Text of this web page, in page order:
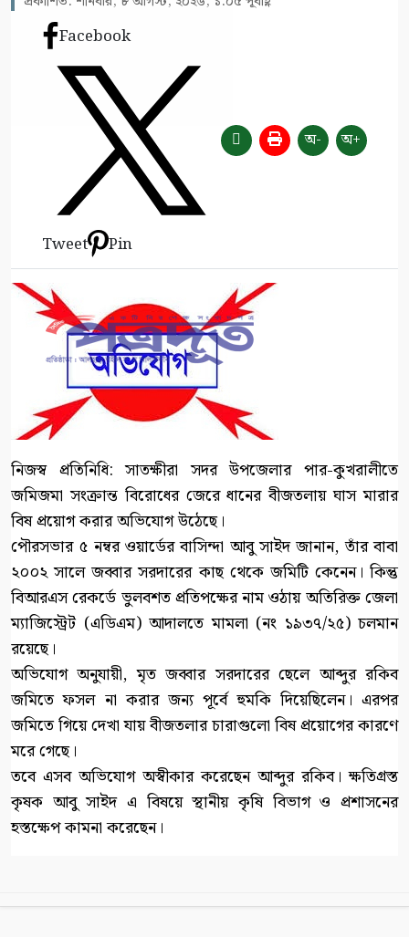
Facebook
Tweet Pin
অ- অ+
নিজস্ব প্রতিনিধি: সাতক্ষীরা সদর উপজেলার পার-কুখরালীতে
জমিজমা সংক্রান্ত বিরোধের জেরে ধানের বীজতলায় ঘাস মারার
বিষ প্রয়োগ করার অভিযোগ উঠেছে।
পৌরসভার ৫ নম্বর ওয়ার্ডের বাসিন্দা আবু সাইদ জানান, তাঁর বাবা
২০০২ সালে জব্বার সরদারের কাছ থেকে জমিটি কেনেন। কিন্তু
বিআরএস রেকর্ডে ভুলবশত প্রতিপক্ষের নাম ওঠায় অতিরিক্ত জেলা
ম্যাজিস্ট্রেট (এডিএম) আদালতে মামলা (নং ১৯৩৭/২৫) চলমান
রয়েছে।
অভিযোগ অনুযায়ী, মৃত জব্বার সরদারের ছেলে আব্দুর রকিব
জমিতে ফসল না করার জন্য পূর্বে হুমকি দিয়েছিলেন। এরপর
জমিতে গিয়ে দেখা যায় বীজতলার চারাগুলো বিষ প্রয়োগের কারণে
মরে গেছে।
তবে এসব অভিযোগ অস্বীকার করেছেন আব্দুর রকিব। ক্ষতিগ্রস্ত
কৃষক আবু সাইদ এ বিষয়ে স্থানীয় কৃষি বিভাগ ও প্রশাসনের
হস্তক্ষেপ কামনা করেছেন।